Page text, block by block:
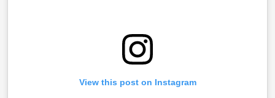
View this post on Instagram